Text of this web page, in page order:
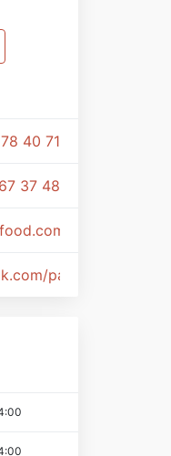
40 71
37 48
pages/Guarana/